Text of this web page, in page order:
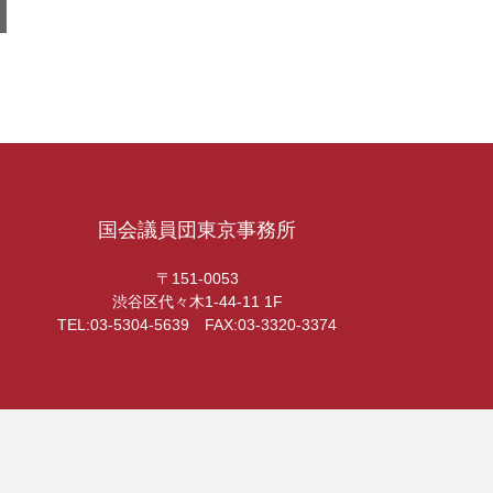
国会議員団東京事務所
〒151-0053
渋谷区代々木1-44-11 1F
TEL:03-5304-5639 FAX:03-3320-3374